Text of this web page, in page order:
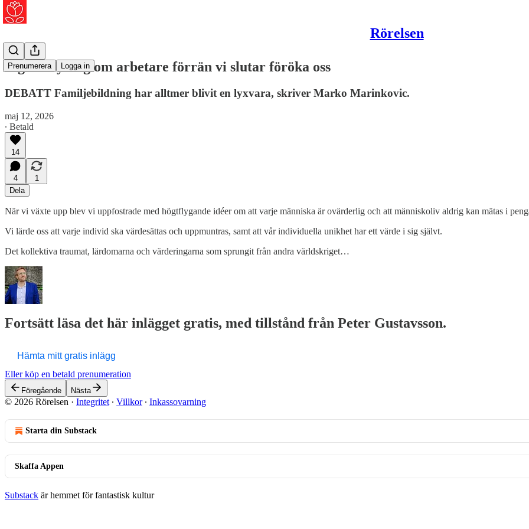
Rörelsen
Prenumerera Logga in
Ingen bryr sig om arbetare förrän vi slutar föröka oss
DEBATT Familjebildning har alltmer blivit en lyxvara, skriver Marko Marinkovic.
maj 12, 2026
∙ Betald
14
4
1
Dela
När vi växte upp blev vi uppfostrade med högtflygande idéer om att varje människa är ovärderlig och att människoliv aldrig kan mätas i
Vi lärde oss att varje individ ska värdesättas och uppmuntras, samt att vår individuella unikhet har ett värde i sig självt.
Det kollektiva traumat, lärdomarna och värderingarna som sprungit från andra världskriget…
Fortsätt läsa det här inlägget gratis, med tillstånd från Peter Gustavsson.
Hämta mitt gratis inlägg
Eller köp en betald prenumeration
Föregående Nästa
© 2026 Rörelsen · Integritet ∙ Villkor∙ Inkassovarning
Starta din Substack
Skaffa Appen
Substack är hemmet för fantastisk kultur